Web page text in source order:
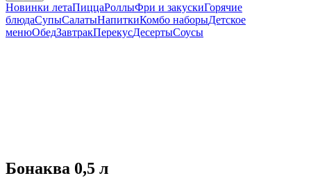
Новинки летаПиццаРоллыФри и закускиГорячие
блюдаСупыСалатыНапиткиКомбо наборыДетское
менюОбедЗавтракПерекусДесертыСоусы
Бонаква 0,5 л